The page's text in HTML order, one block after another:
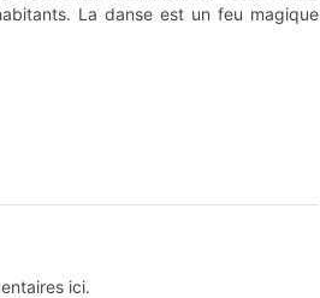
La danse est un feu magique
ici.